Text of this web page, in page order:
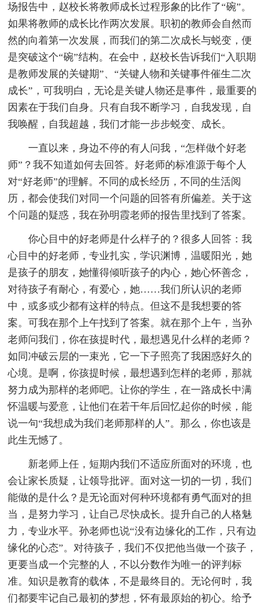
场报告中，赵校长将教师成长过程形象的比作了“碗”。
如果将教师的成长比作两次发展。职初的教师会自然而
然的向着第一次发展，而我们的第二次成长与蜕变，便
是突破这个“碗”结构。在会中，赵校长告诉我们“入职期
是教师发展的关键期”、“关键人物和关键事件催生二次
成长”，可我明白，无论是关键人物还是事件，最重要的
因素在于我们自身。只有自我不断学习，自我发现，自
我唤醒，自我超越，我们才能一步步蜕变、成长。
一直以来，身边不停的有人问我，“怎样做个好老
师”？我不知道如何去回答。好老师的标准源于每个人
对“好老师”的理解。不同的成长经历，不同的生活阅
历，都会使我们对同一个问题的回答有所偏差。关于这
个问题的疑惑，我在孙明霞老师的报告里找到了答案。
你心目中的好老师是什么样子的？很多人回答：我
心目中的好老师，专业扎实，学识渊博，温暖阳光，她
是孩子的朋友，她懂得倾听孩子的内心，她心怀善念，
对待孩子有耐心，有爱心，她……我们所认识的老师
中，或多或少都有这样的特点。但这不是我想要的答
案。可我在那个上午找到了答案。就在那个上午，当孙
老师问我们，你在孩提时代，最想遇见什么样的老师？
如同冲破云层的一束光，它一下子照亮了我困惑好久的
心境。是啊，你孩提时候，最想遇到怎样的老师，那就
努力成为那样的老师吧。让你的学生，在一路成长中满
怀温暖与爱意，让他们在若干年后回忆起你的时候，能
说一句“我想成为我们老师那样的人”。那么，你也该是
此生无憾了。
新老师上任，短期内我们不适应所面对的环境，也
会让家长质疑，让领导批评。面对这一切的一切，我们
能做的是什么？是无论面对何种环境都有勇气面对的担
当，是努力学习，让自己尽快成长。提升自己的人格魅
力，专业水平。孙老师也说“没有边缘化的工作，只有边
缘化的心态”。对待孩子，我们不仅把他当做一个孩子，
更要当成一个完整的人，不以分数作为唯一的评判标
准。知识是教育的载体，不是最终目的。无论何时，我
们都要牢记自己最初的梦想，怀有最原始的初心。给予